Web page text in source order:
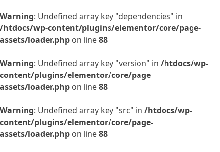
Warning: Undefined array key "dependencies" in
/htdocs/wp-content/plugins/elementor/core/page-
assets/loader.php on line88
Warning: Undefined array key "version" in /htdocs/wp-
content/plugins/elementor/core/page-
assets/loader.php on line88
Warning: Undefined array key "src" in /htdocs/wp-
content/plugins/elementor/core/page-
assets/loader.php on line88